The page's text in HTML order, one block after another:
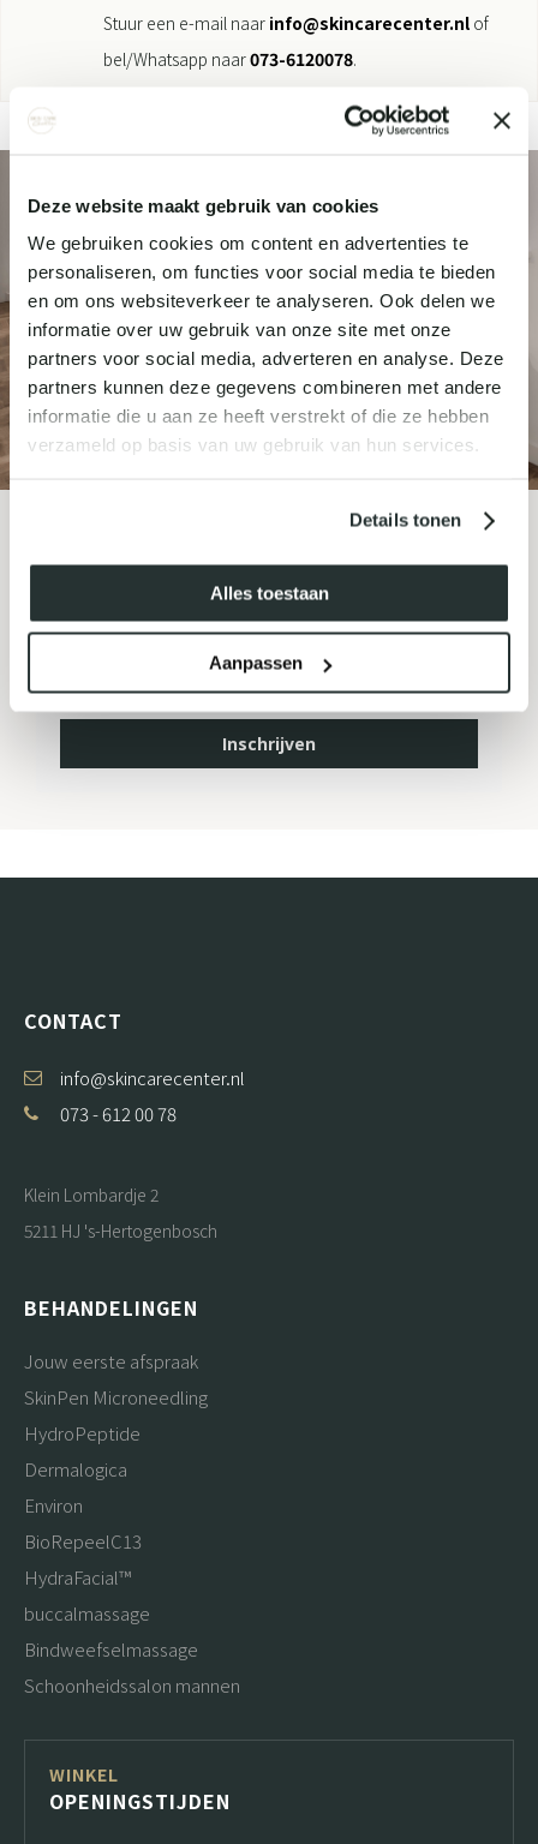
Deze website maakt gebruik van cookies
We gebruiken cookies om content en advertenties te
personaliseren, om functies voor social media te bieden
en om ons websiteverkeer te analyseren. Ook delen we
informatie over uw gebruik van onze site met onze
partners voor social media, adverteren en analyse. Deze
partners kunnen deze gegevens combineren met andere
informatie die u aan ze heeft verstrekt of die ze hebben
verzameld op basis van uw gebruik van hun services.
Details tonen
Alles toestaan
Aanpassen
Stuur een e-mail naar info@skincarecenter.nl of
bel/Whatsapp naar073-6120078.
NIEUWSBRIEF
Inschrijven
CONTACT
info@skincarecenter.nl
073 - 612 00 78
Klein Lombardje 2
5211 HJ 's-Hertogenbosch
BEHANDELINGEN
Jouw eerste afspraak
SkinPen Microneedling
HydroPeptide
Dermalogica
Environ
BioRepeelC13
HydraFacial™
buccalmassage
Bindweefselmassage
Schoonheidssalon mannen
WINKEL
OPENINGSTIJDEN